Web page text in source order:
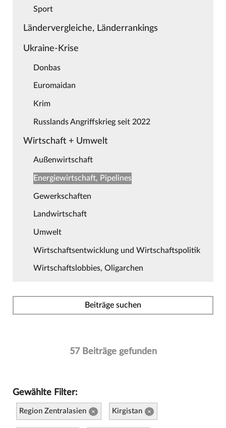
Sport
Ländervergleiche, Länderrankings
Ukraine-Krise
Donbas
Euromaidan
Krim
Russlands Angriffskrieg seit 2022
Wirtschaft + Umwelt
Außenwirtschaft
Energiewirtschaft, Pipelines
Gewerkschaften
Landwirtschaft
Umwelt
Wirtschaftsentwicklung und Wirtschaftspolitik
Wirtschaftslobbies, Oligarchen
Beiträge suchen
57 Beiträge gefunden
Gewählte Filter:
Region Zentralasien × Kirgistan ×